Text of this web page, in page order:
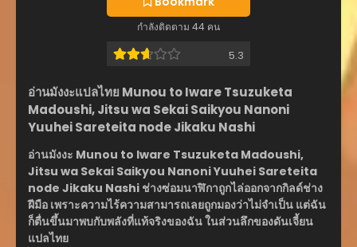
กำลังติดตาม 44 คน
5.3
อ่านมังงะแปลไทย Munou to Iware Tsuzuketa
Madoushi, Jitsu wa Sekai Saikyou Nanoni
Yuuhei Sareteita node Jikaku Nashi
อ่านมังงะ Munou to Iware Tsuzuketa Madoushi,
Jitsu wa Sekai Saikyou Nanoni Yuuhei Sareteita
node Jikaku Nashi ช่างซ่อมนาฬิกาถูกไล่ออกจากกิลด์ช่าง
ฝีมือ เพราะความไร้ความสามารถเลยถูกมองว่าไม่จำเป็น แต่ฉัน
ก็ตื่นขึ้นมาพบกับพลังที่แท้จริงของฉัน ในส่วนลึกของดันเจี้ยน
แปลไทย